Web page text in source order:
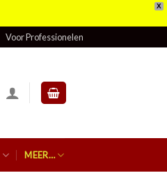
X
Voor Professionelen
MEER…